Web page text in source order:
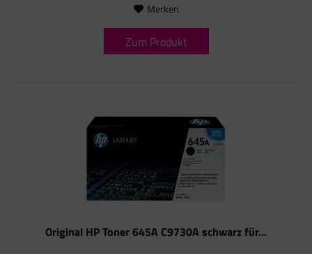
Merken
Zum Produkt
Original HP Toner 645A C9730A schwarz für...